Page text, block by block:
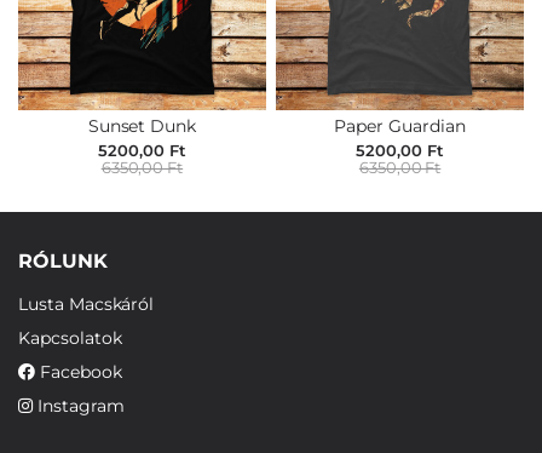
Sunset Dunk
5200,00 Ft
6350,00 Ft
Paper Guardian
5200,00 Ft
6350,00 Ft
RÓLUNK
Lusta Macskáról
Kapcsolatok
Facebook
Instagram